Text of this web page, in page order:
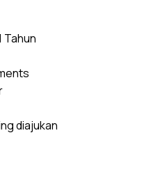
Tahun
diajukan